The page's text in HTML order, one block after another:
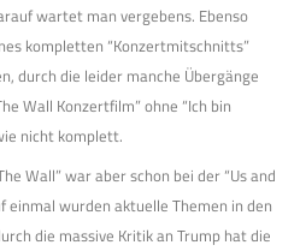
wartet man vergebens. Ebenso
kompletten “Konzertmitschnitts”
durch die leider manche Übergänge
Wall Konzertfilm” ohne “Ich bin
nicht komplett.
Wall” war aber schon bei der “Us and
einmal wurden aktuelle Themen in den
die massive Kritik an Trump hat die